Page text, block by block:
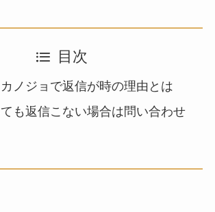
目次
ノジョで返信が時の理由とは
も返信こない場合は問い合わせ